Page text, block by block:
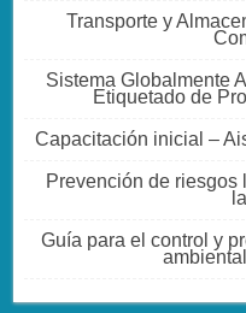
Transporte y
Sistema Globalmente
Etiquetado de
Capacitación inicial –
Prevención de riesgos
Guía para el control y